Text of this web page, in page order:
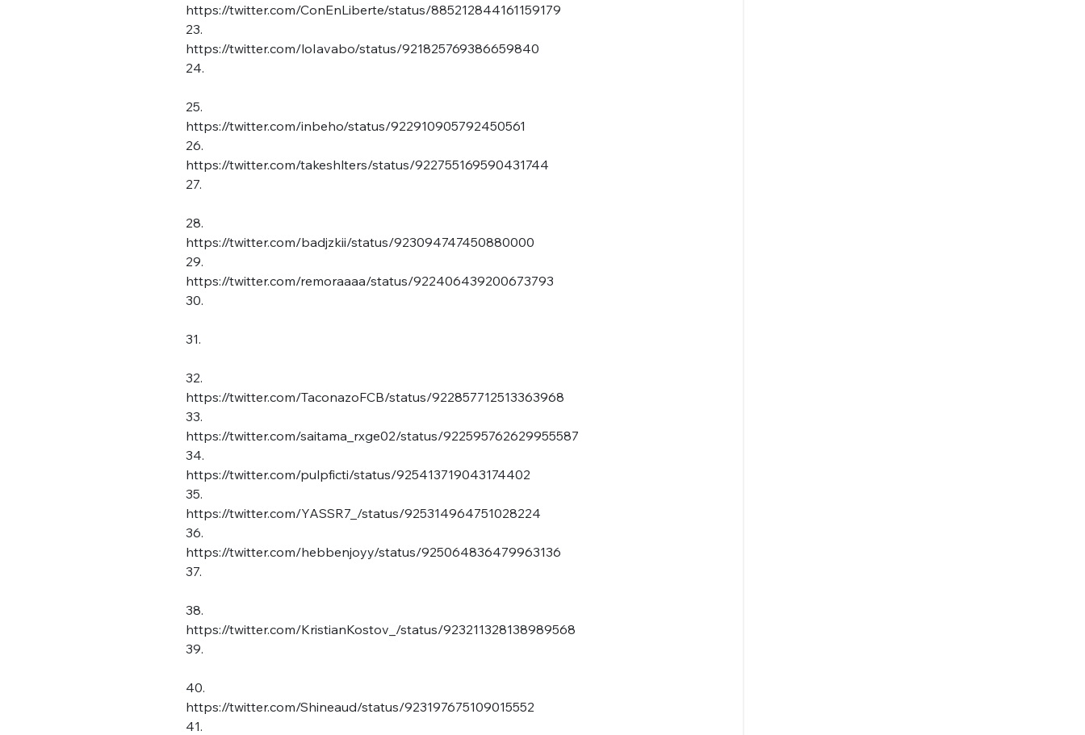
https://twitter.com/ConEnLiberte/status/885212844161159179
23.
https://twitter.com/loIavabo/status/921825769386659840
24.
25.
https://twitter.com/inbeho/status/922910905792450561
26.
https://twitter.com/takeshlters/status/922755169590431744
27.
28.
https://twitter.com/badjzkii/status/923094747450880000
29.
https://twitter.com/remoraaaa/status/922406439200673793
30.
31.
32.
https://twitter.com/TaconazoFCB/status/922857712513363968
33.
https://twitter.com/saitama_rxge02/status/922595762629955587
34.
https://twitter.com/pulpficti/status/925413719043174402
35.
https://twitter.com/YASSR7_/status/925314964751028224
36.
https://twitter.com/hebbenjoyy/status/925064836479963136
37.
38.
https://twitter.com/KristianKostov_/status/923211328138989568
39.
40.
https://twitter.com/Shineaud/status/923197675109015552
41.
Bienvenue !
PSEUDO*
EMAIL
PASSWORD*
VOTRE PARTICIPATION
Que souhaitez-vous proposer ?
tweets
sélection